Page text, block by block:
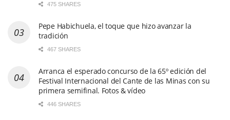
475 SHARES
Pepe Habichuela, el toque que hizo avanzar la
tradición
467 SHARES
Arranca el esperado concurso de la 65º edición del
Festival Internacional del Cante de las Minas con su
primera semifinal. Fotos & vídeo
446 SHARES